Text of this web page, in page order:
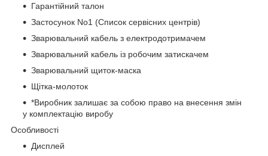
Гарантійний талон
Застосунок No1 (Список сервісних центрів)
Зварювальний кабель з електродотримачем
Зварювальний кабель із робочим затискачем
Зварювальний щиток-маска
Щітка-молоток
*Виробник залишає за собою право на внесення змін
у комплектацію виробу
Особливості
Дисплей